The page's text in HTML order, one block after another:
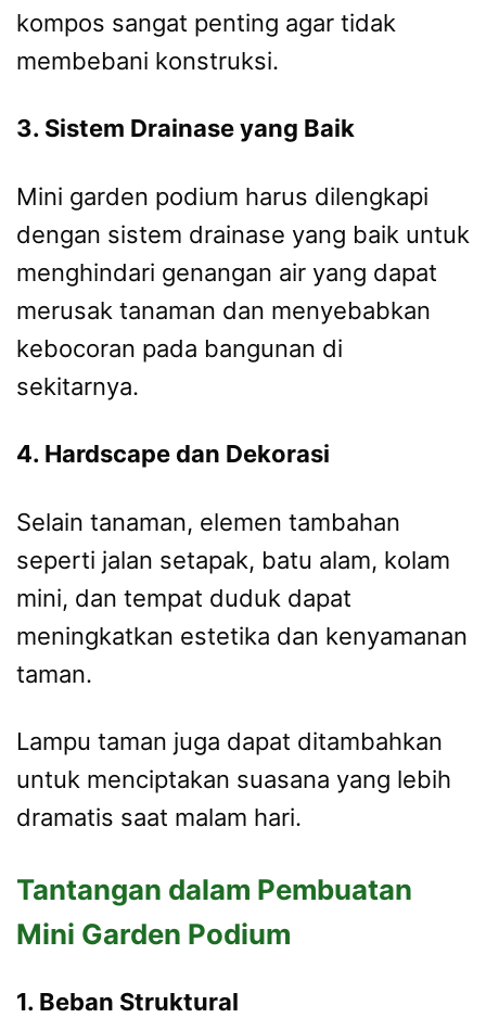
kompos sangat penting agar tidak
membebani konstruksi.
3. Sistem Drainase yang Baik
Mini garden podium harus dilengkapi
dengan sistem drainase yang baik untuk
menghindari genangan air yang dapat
merusak tanaman dan menyebabkan
kebocoran pada bangunan di
sekitarnya.
4. Hardscape dan Dekorasi
Selain tanaman, elemen tambahan
seperti jalan setapak, batu alam, kolam
mini, dan tempat duduk dapat
meningkatkan estetika dan kenyamanan
taman.
Lampu taman juga dapat ditambahkan
untuk menciptakan suasana yang lebih
dramatis saat malam hari.
Tantangan dalam Pembuatan
Mini Garden Podium
1. Beban Struktural